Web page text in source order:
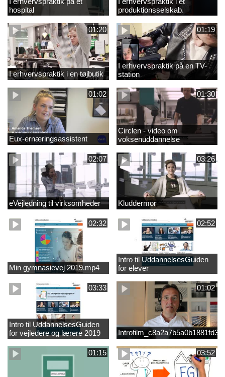
hospital
produktionsselskab.
01:20
I erhvervspraktik i en tøjbutik
01:19
I erhvervspraktik på en TV-
station
01:02
Eux-ernæringsassistent
01:30
Circlen - video om
voksenuddannelse
02:07
eVejledning til virksomheder
03:26
Kluddermor
02:32
Min gymnasievej 2019.mp4
02:52
Intro til UddannelsesGuiden
for elever
03:33
Intro til UddannelsesGuiden
for vejledere og lærere 2019
01:02
01:15 03:52